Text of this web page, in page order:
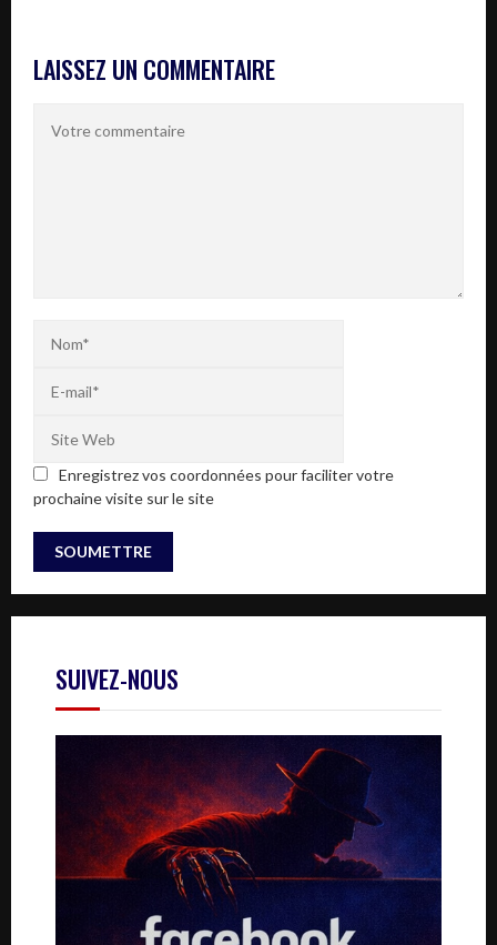
LAISSEZ UN COMMENTAIRE
Enregistrez vos coordonnées pour faciliter votre
prochaine visite sur le site
SUIVEZ-NOUS